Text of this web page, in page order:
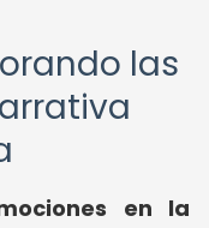
las
en la